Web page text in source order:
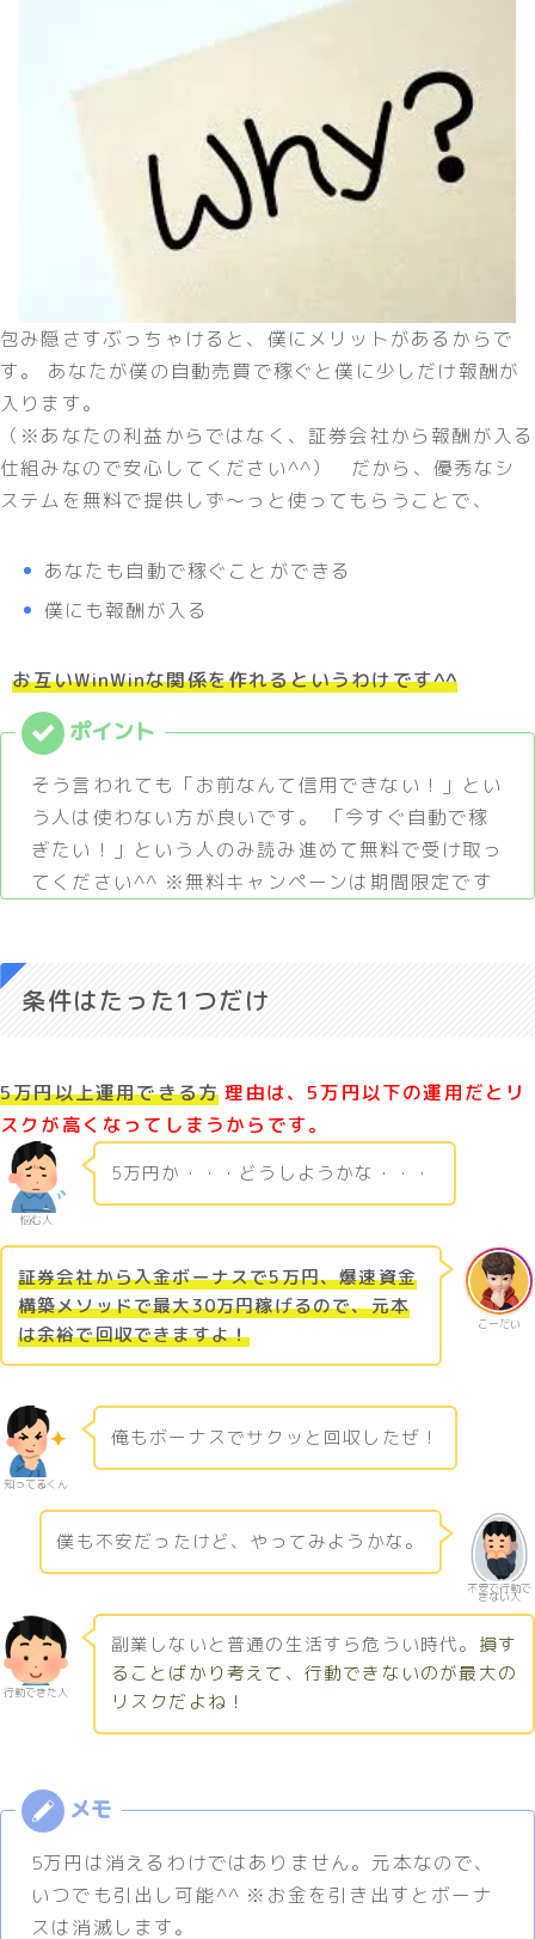
包み隠さすぶっちゃけると、僕にメリットがあるからで
す。 あなたが僕の自動売買で稼ぐと僕に少しだけ報酬が
入ります。
（※あなたの利益からではなく、証券会社から報酬が入る
仕組みなので安心してください^^） だから、優秀なシ
ステムを無料で提供しず〜っと使ってもらうことで、
あなたも自動で稼ぐことができる
僕にも報酬が入る
お互いWinWinな関係を作れるというわけです^^
そう言われても「お前なんて信用できない！」とい
う人は使わない方が良いです。 「今すぐ自動で稼
ぎたい！」という人のみ読み進めて無料で受け取っ
てください^^ ※無料キャンペーンは期間限定です
条件はたった1つだけ
5万円以上運用できる方 理由は、5万円以下の運用だとリ
スクが高くなってしまうからです。
悩む人
5万円か・・・どうしようかな・・・
こーだい
証券会社から入金ボーナスで5万円、爆速資金
構築メソッドで最大30万円稼げるので、元本
は余裕で回収できますよ！
知ってるくん
俺もボーナスでサクッと回収したぜ！
不安で行動で
きない人
僕も不安だったけど、やってみようかな。
行動できた人
副業しないと普通の生活すら危うい時代。 損す
ることばかり考えて、行動できないのが最大の
リスクだよね！
5万円は消えるわけではありません。元本なので、
いつでも引出し可能^^ ※お金を引き出すとボーナ
スは消滅します。